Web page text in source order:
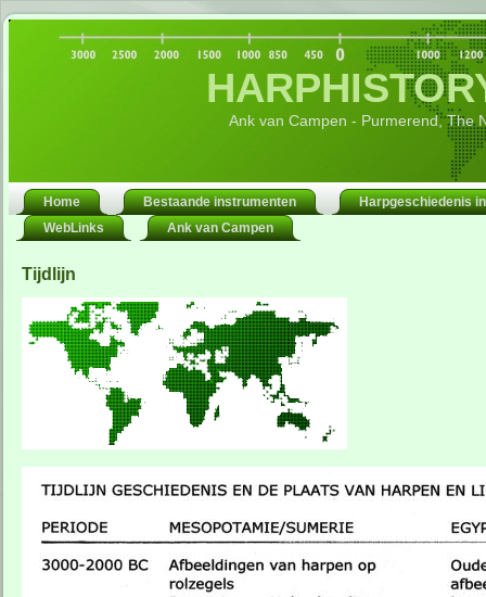
Ank van Campen - Purmerend, The
Home Bestaande instrumenten
Harpgeschiedenis
WebLinks
Ank van Campen
Tijdlijn